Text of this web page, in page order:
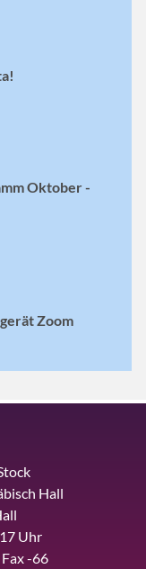
Oktober -
Zoom
Hall
Uhr
-66